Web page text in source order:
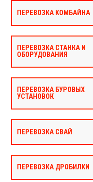
ПЕРЕВОЗКА КОМБАЙНА
ПЕРЕВОЗКА СТАНКА И
ОБОРУДОВАНИЯ
ПЕРЕВОЗКА БУРОВЫХ
УСТАНОВОК
ПЕРЕВОЗКА СВАЙ
ПЕРЕВОЗКА ДРОБИЛКИ